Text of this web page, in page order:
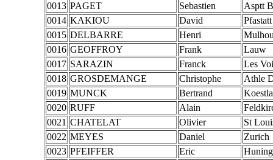
0013 PAGET Sebastien
Asptt
0014 KAKIOU David
Pfastatt
0015 DELBARRE Henri
0016 GEOFFROY Frank
Lauw
0017 SARAZIN Franck
Les
0018 GROSDEMANGE Christophe
Athle
0019 MUNCK Bertrand
0020 RUFF Alain
0021 CHATELAT Olivier
St
0022 MEYES Daniel
Zurich
0023 PFEIFFER Eric